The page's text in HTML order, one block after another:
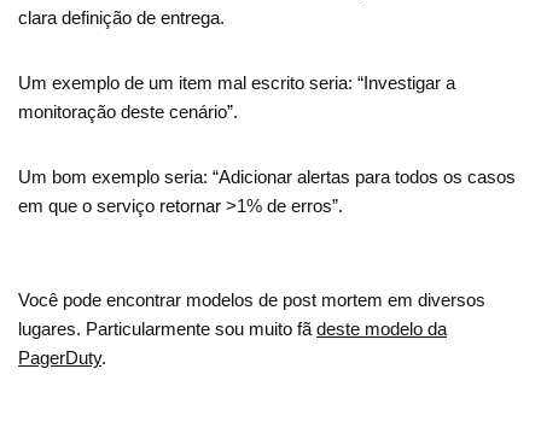
clara definição de entrega.
Um exemplo de um item mal escrito seria: “Investigar a
monitoração deste cenário”.
Um bom exemplo seria: “Adicionar alertas para todos os casos
em que o serviço retornar >1% de erros”.
Você pode encontrar modelos de post mortem em diversos
lugares. Particularmente sou muito fã deste modelo da
PagerDuty.